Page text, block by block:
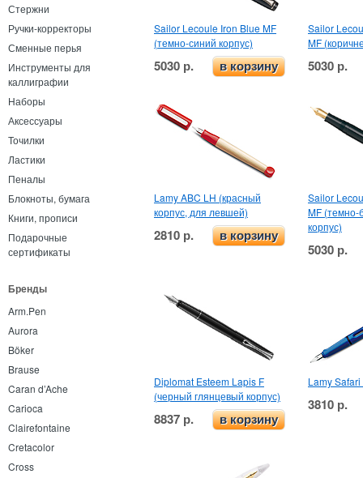
Стержни
Ручки-корректоры
Сменные перья
Инструменты для
каллиграфии
Наборы
Аксессуары
Точилки
Ластики
Пеналы
Блокноты, бумага
Книги, прописи
Подарочные
сертификаты
Бренды
Arm.Pen
Aurora
Böker
Brause
Caran d’Ache
Carioca
Clairefontaine
Cretacolor
Cross
Sailor Lecoule Iron Blue MF
(темно-синий корпус)
5030 р. в корзину
Sailor
MF
5030 р.
Lamy ABC LH (красный
корпус, для левшей)
2810 р. в корзину
Sailor
MF
корпус)
5030 р.
Diplomat Esteem Lapis F
(черный глянцевый корпус)
8837 р. в корзину
Lamy
3810 р.